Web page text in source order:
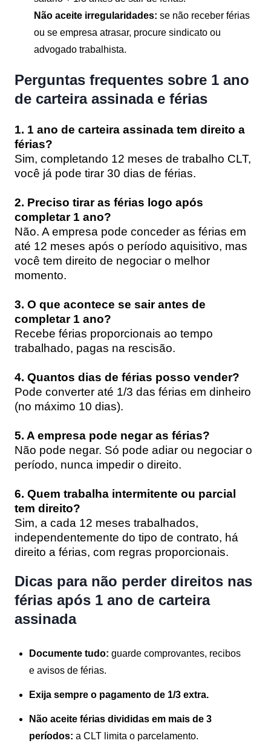
Não aceite irregularidades: se não receber férias
ou se empresa atrasar, procure sindicato ou
advogado trabalhista.
Perguntas frequentes sobre 1 ano
de carteira assinada e férias
1. 1 ano de carteira assinada tem direito a
férias?
Sim, completando 12 meses de trabalho CLT,
você já pode tirar 30 dias de férias.
2. Preciso tirar as férias logo após
completar 1 ano?
Não. A empresa pode conceder as férias em
até 12 meses após o período aquisitivo, mas
você tem direito de negociar o melhor
momento.
3. O que acontece se sair antes de
completar 1 ano?
Recebe férias proporcionais ao tempo
trabalhado, pagas na rescisão.
4. Quantos dias de férias posso vender?
Pode converter até 1/3 das férias em dinheiro
(no máximo 10 dias).
5. A empresa pode negar as férias?
Não pode negar. Só pode adiar ou negociar o
período, nunca impedir o direito.
6. Quem trabalha intermitente ou parcial
tem direito?
Sim, a cada 12 meses trabalhados,
independentemente do tipo de contrato, há
direito a férias, com regras proporcionais.
Dicas para não perder direitos nas
férias após 1 ano de carteira
assinada
Documente tudo: guarde comprovantes, recibos
e avisos de férias.
Exija sempre o pagamento de 1/3 extra.
Não aceite férias divididas em mais de 3
períodos: a CLT limita o parcelamento.